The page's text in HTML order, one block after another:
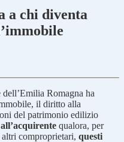
a chi diventa
Romagna ha
il diritto alla
del patrimonio edilizio
all’acquirente qualora, per
comproprietari, questi